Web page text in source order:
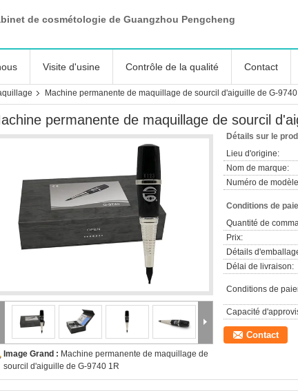
de cosmétologie de Guangzhou Pengcheng
Visite d'usine Contrôle de la qualité Contact
Machine permanente de maquillage de sourcil d'aiguille de G-
permanente de maquillage de sourcil
Image Grand : Machine permanente de maquillage de
sourcil d'aiguille de G-9740 1R
Détails sur le
Lieu d'origine:
Nom de marque:
Numéro de
Conditions de
Quantité de
Prix:
Détails
Délai de livraison:
Conditions de
Capacité
Contact